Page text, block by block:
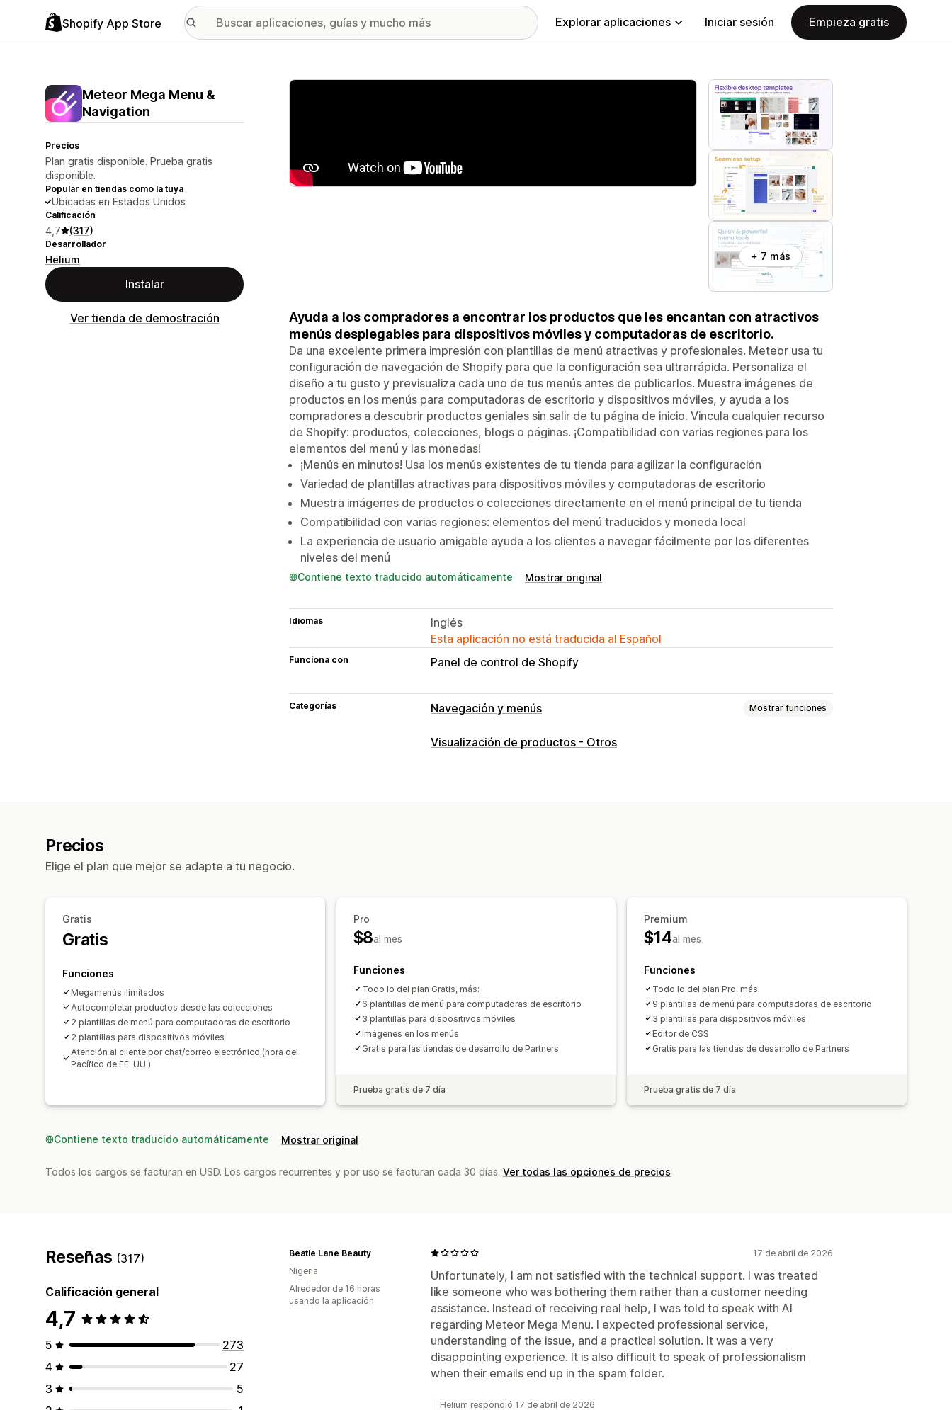
Shopify App Store Explorar aplicaciones Iniciar sesión Empieza gratis
Meteor Mega Menu &
Navigation
Precios
Plan gratis disponible. Prueba gratis
disponible.
Popular en tiendas como la tuya
Ubicadas en Estados Unidos
Calificación
4,7 (317)
Desarrollador
Helium
Instalar
Ver tienda de demostración
Galería de imágenes destacadas
+ 7 más
Ayuda a los compradores a encontrar los productos que les encantan con atractivos
menús desplegables para dispositivos móviles y computadoras de escritorio.
Da una excelente primera impresión con plantillas de menú atractivas y profesionales. Meteor usa tu
configuración de navegación de Shopify para que la configuración sea ultrarrápida. Personaliza el
diseño a tu gusto y previsualiza cada uno de tus menús antes de publicarlos. Muestra imágenes de
productos en los menús para computadoras de escritorio y dispositivos móviles, y ayuda a los
compradores a descubrir productos geniales sin salir de tu página de inicio. Vincula cualquier recurso
de Shopify: productos, colecciones, blogs o páginas. ¡Compatibilidad con varias regiones para los
elementos del menú y las monedas!
¡Menús en minutos! Usa los menús existentes de tu tienda para agilizar la configuración
Variedad de plantillas atractivas para dispositivos móviles y computadoras de escritorio
Muestra imágenes de productos o colecciones directamente en el menú principal de tu tienda
Compatibilidad con varias regiones: elementos del menú traducidos y moneda local
La experiencia de usuario amigable ayuda a los clientes a navegar fácilmente por los diferentes
niveles del menú
Contiene texto traducido automáticamente Mostrar original
Idiomas
Inglés
Esta aplicación no está traducida al Español
Funciona con Panel de control de Shopify
Categorías Navegación y menús Mostrar funciones
Estilo del menú
Visualización de productos - Otros
Precios
Elige el plan que mejor se adapte a tu negocio.
Gratis
Gratis
Funciones
Megamenús ilimitados
Autocompletar productos desde las colecciones
2 plantillas de menú para computadoras de escritorio
2 plantillas para dispositivos móviles
Atención al cliente por chat/correo electrónico (hora del
Pacífico de EE. UU.)
Pro
$8al mes
Funciones
Todo lo del plan Gratis, más:
6 plantillas de menú para computadoras de escritorio
3 plantillas para dispositivos móviles
Imágenes en los menús
Gratis para las tiendas de desarrollo de Partners
Prueba gratis de 7 día
Premium
$14al mes
Funciones
Todo lo del plan Pro, más:
9 plantillas de menú para computadoras de escritorio
3 plantillas para dispositivos móviles
Editor de CSS
Gratis para las tiendas de desarrollo de Partners
Prueba gratis de 7 día
Contiene texto traducido automáticamente Mostrar original
Todos los cargos se facturan en USD. Los cargos recurrentes y por uso se facturan cada 30 días. Ver todas las opciones de precios
Reseñas (317)
Calificación general
4,7
5
273
4
27
3
5
17 de abril de 2026
Unfortunately, I am not satisfied with the technical support. I was treated
like someone who was bothering them rather than a customer needing
assistance. Instead of receiving real help, I was told to speak with AI
regarding Meteor Mega Menu. I expected professional service,
understanding of the issue, and a practical solution. It was a very
disappointing experience. It is also difficult to speak of professionalism
when their emails end up in the spam folder.
Beatie Lane Beauty
Nigeria
Alrededor de 16 horas
usando la aplicación
Helium respondió 17 de abril de 2026